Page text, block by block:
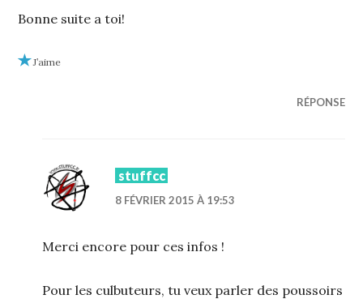
Bonne suite a toi!
J’aime
RÉPONSE
stuffcc
8 FÉVRIER 2015 À 19:53
Merci encore pour ces infos !
Pour les culbuteurs, tu veux parler des poussoirs